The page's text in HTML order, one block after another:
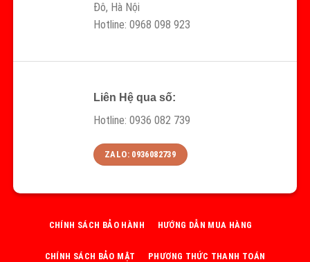
Đô, Hà Nội
Hotline: 0968 098 923
Liên Hệ qua số:
Hotline: 0936 082 739
ZALO: 0936082739
CHÍNH SÁCH BẢO HÀNH HƯỚNG DẪN MUA HÀNG
CHÍNH SÁCH BẢO MẬT PHƯƠNG THỨC THANH TOÁN